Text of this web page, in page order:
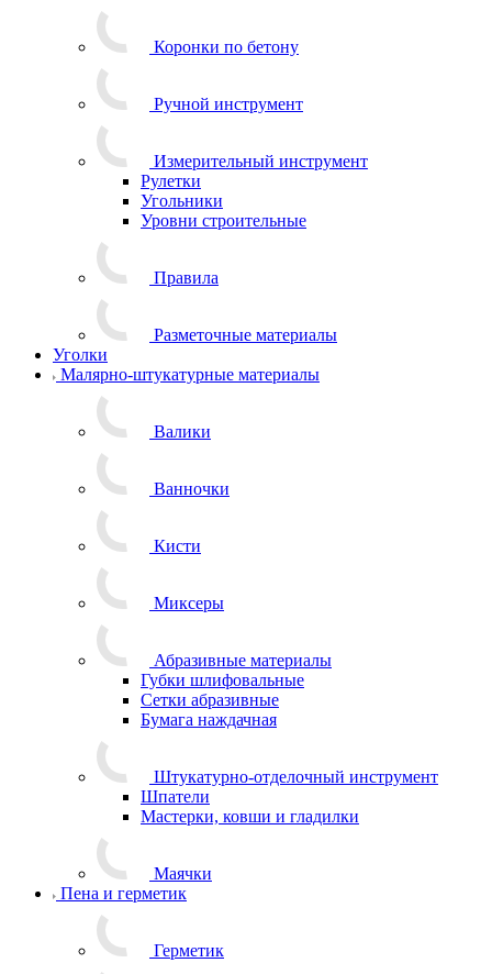
Коронки по бетону
Ручной инструмент
Измерительный инструмент
Рулетки
Угольники
Уровни строительные
Правила
Разметочные материалы
Уголки
Малярно-штукатурные материалы
Валики
Ванночки
Кисти
Миксеры
Абразивные материалы
Губки шлифовальные
Сетки абразивные
Бумага наждачная
Штукатурно-отделочный инструмент
Шпатели
Мастерки, ковши и гладилки
Маячки
Пена и герметик
Герметик